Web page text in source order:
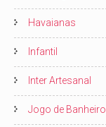
Havaianas
Infantil
Inter Artesanal
Jogo de Banheiro